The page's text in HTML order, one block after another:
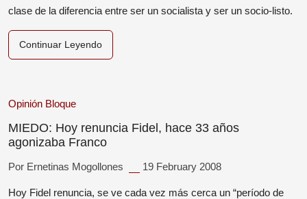
clase de la diferencia entre ser un socialista y ser un socio-listo.
Continuar Leyendo
Opinión Bloque
MIEDO: Hoy renuncia Fidel, hace 33 años
agonizaba Franco
Por Ernetinas Mogollones 19 February 2008
Hoy Fidel renuncia, se ve cada vez más cerca un “período de